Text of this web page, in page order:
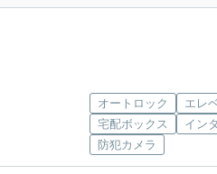
オートロック エレ
宅配ボックス
イン
防犯カメラ